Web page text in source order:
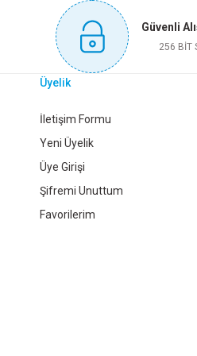
Bu ürüne benzer farklı
Sepete
POLİSAN PRİMERA
Güvenli
256 BİT
Üyelik
İletişim Formu
Yeni Üyelik
Üye Girişi
Şifremi Unuttum
Favorilerim